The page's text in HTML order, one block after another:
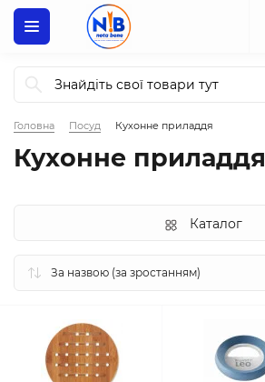
Головна Посуд Кухонне приладдя
Кухонне приладдя
Каталог